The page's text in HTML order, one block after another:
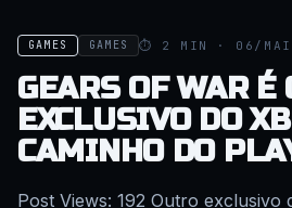
GAMES GAMES ⏱ 2 MIN · 06/
GEARS OF WAR É
EXCLUSIVO DO
CAMINHO DO
Post Views: 192 Outro exclusivo